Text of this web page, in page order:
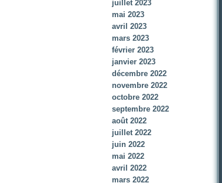
juillet 2023
mai 2023
avril 2023
mars 2023
février 2023
janvier 2023
décembre 2022
novembre 2022
octobre 2022
septembre 2022
août 2022
juillet 2022
juin 2022
mai 2022
avril 2022
mars 2022